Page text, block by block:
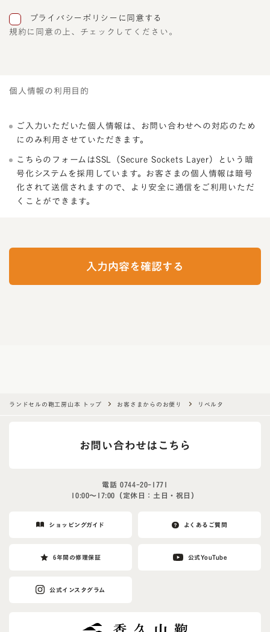
プライバシーポリシーに同意する
規約に同意の上、チェックしてください。
個人情報の利用目的
ご入力いただいた個人情報は、お問い合わせへの対応のため
にのみ利用させていただきます。
こちらのフォームはSSL（Secure Sockets Layer）という暗
号化システムを採用しています。お客さまの個人情報は暗号
化されて送信されますので、より安全に通信をご利用いただ
くことができます。
入力内容を確認する
ランドセルの鞄工房山本 トップ お客さまからのお便り リベルタ
お問い合わせはこちら
電話0744-20-1771
10:00〜17:00（定休日：土日・祝日）
ショッピングガイド よくあるご質問
6年間の修理保証 公式YouTube
公式インスタグラム